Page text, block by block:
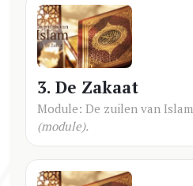
3. De Zakaat
Module: De zuilen van Islam
(module).